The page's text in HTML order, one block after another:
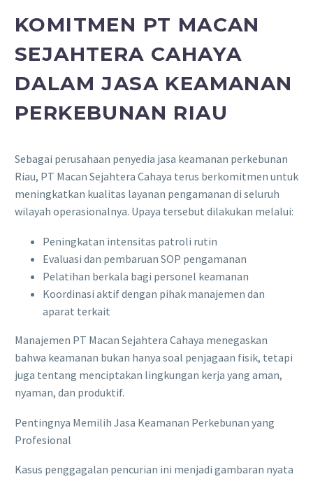
KOMITMEN PT MACAN
SEJAHTERA CAHAYA
DALAM JASA KEAMANAN
PERKEBUNAN RIAU
Sebagai perusahaan penyedia jasa keamanan perkebunan
Riau, PT Macan Sejahtera Cahaya terus berkomitmen untuk
meningkatkan kualitas layanan pengamanan di seluruh
wilayah operasionalnya. Upaya tersebut dilakukan melalui:
Peningkatan intensitas patroli rutin
Evaluasi dan pembaruan SOP pengamanan
Pelatihan berkala bagi personel keamanan
Koordinasi aktif dengan pihak manajemen dan
aparat terkait
Manajemen PT Macan Sejahtera Cahaya menegaskan
bahwa keamanan bukan hanya soal penjagaan fisik, tetapi
juga tentang menciptakan lingkungan kerja yang aman,
nyaman, dan produktif.
Pentingnya Memilih Jasa Keamanan Perkebunan yang
Profesional
Kasus penggagalan pencurian ini menjadi gambaran nyata